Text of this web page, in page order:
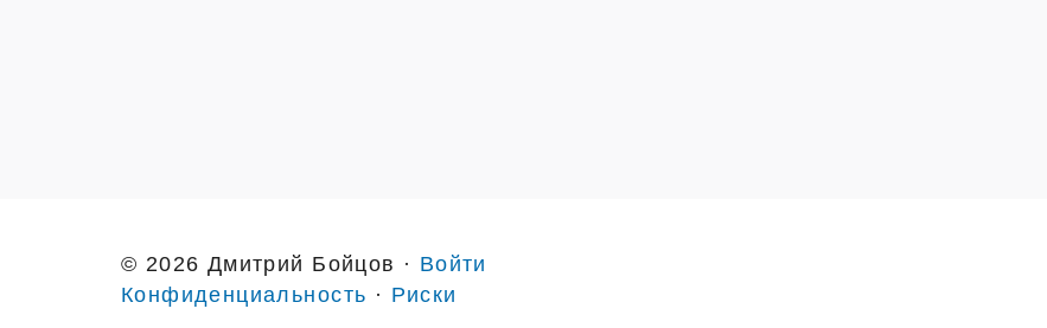
© 2026 Дмитрий Бойцов · Войти
Конфиденциальность · Риски